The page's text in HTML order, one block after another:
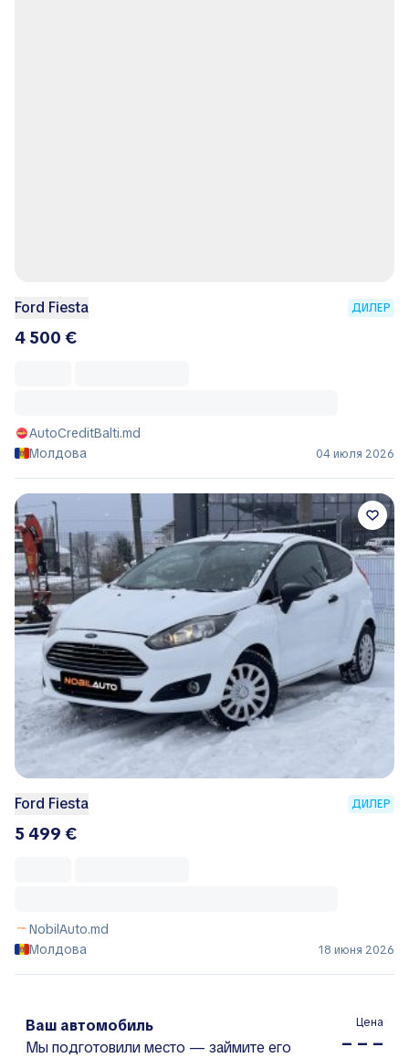
Ford Fiesta ДИЛЕР
4 500 €
AutoCreditBalti.md
Молдова
04 июля 2026
Ford Fiesta ДИЛЕР
5 499 €
NobilAuto.md
Молдова
18 июня 2026
Ваш автомобиль
Мы подготовили место — займите его
Цена
– – –